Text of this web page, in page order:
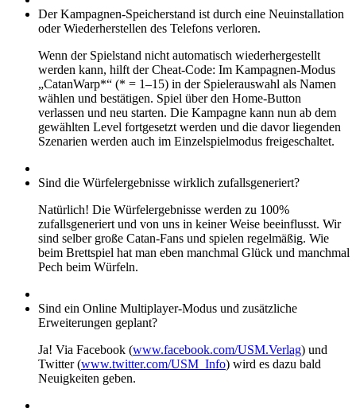
Der Kampagnen-Speicherstand ist durch eine Neuinstallation
oder Wiederherstellen des Telefons verloren.
Wenn der Spielstand nicht automatisch wiederhergestellt
werden kann, hilft der Cheat-Code: Im Kampagnen-Modus
„CatanWarp*“ (* = 1–15) in der Spielerauswahl als Namen
wählen und bestätigen. Spiel über den Home-Button
verlassen und neu starten. Die Kampagne kann nun ab dem
gewählten Level fortgesetzt werden und die davor liegenden
Szenarien werden auch im Einzelspielmodus freigeschaltet.
Sind die Würfelergebnisse wirklich zufallsgeneriert?
Natürlich! Die Würfelergebnisse werden zu 100%
zufallsgeneriert und von uns in keiner Weise beeinflusst. Wir
sind selber große Catan-Fans und spielen regelmäßig. Wie
beim Brettspiel hat man eben manchmal Glück und manchmal
Pech beim Würfeln.
Sind ein Online Multiplayer-Modus und zusätzliche
Erweiterungen geplant?
Ja! Via Facebook (www.facebook.com/USM.Verlag) und
Twitter (www.twitter.com/USM_Info) wird es dazu bald
Neuigkeiten geben.